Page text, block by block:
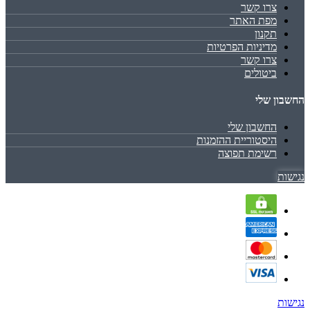
צרו קשר
מפת האתר
תקנון
מדיניות הפרטיות
צרו קשר
ביטולים
החשבון שלי
החשבון שלי
היסטוריית ההזמנות
רשימת תפוצה
נגישות
נגישות